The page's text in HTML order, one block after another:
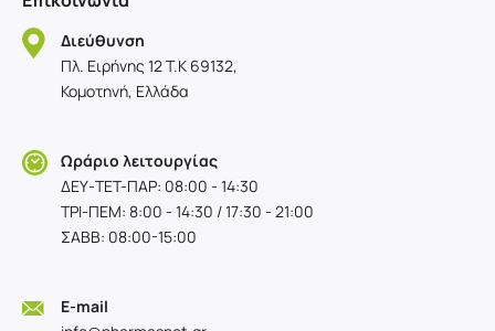
Διεύθυνση
Πλ. Ειρήνης 12 T.K 69132,
Κομοτηνή, Ελλάδα
Ωράριο λειτουργίας
ΔΕΥ-TET-ΠΑΡ: 08:00 - 14:30
ΤΡΙ-ΠΕΜ: 8:00 - 14:30 / 17:30 - 21:00
ΣΑΒΒ: 08:00-15:00
E-mail